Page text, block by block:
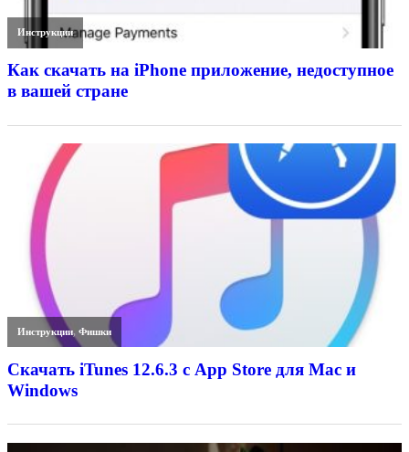
Инструкции
Как скачать на iPhone приложение, недоступное
в вашей стране
Инструкции,Фишки
Скачать iTunes 12.6.3 с App Store для Mac и
Windows